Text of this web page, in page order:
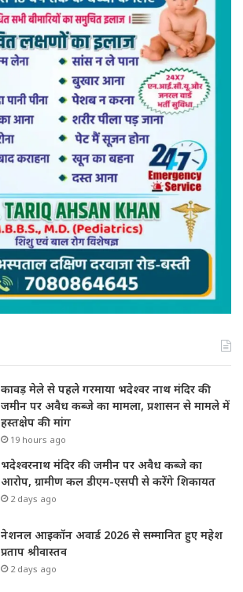
कावड़ मेले से पहले गरमाया भदेश्वर नाथ मंदिर की
जमीन पर अवैध कब्जे का मामला, प्रशासन से मामले में
हस्तक्षेप की मांग
19 hours ago
भदेश्वरनाथ मंदिर की जमीन पर अवैध कब्जे का
आरोप, ग्रामीण कल डीएम-एसपी से करेंगे शिकायत
2 days ago
नेशनल आइकॉन अवार्ड 2026 से सम्मानित हुए महेश
प्रताप श्रीवास्तव
2 days ago